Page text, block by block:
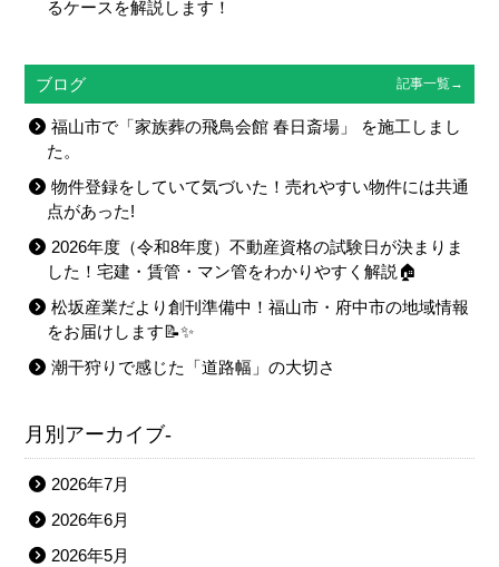
るケースを解説します！
ブログ 記事一覧→
福山市で「家族葬の飛鳥会館 春日斎場」 を施工しまし
た。
物件登録をしていて気づいた！売れやすい物件には共通
点があった!
2026年度（令和8年度）不動産資格の試験日が決まりま
した！宅建・賃管・マン管をわかりやすく解説🏠
松坂産業だより創刊準備中！福山市・府中市の地域情報
をお届けします📝✨
潮干狩りで感じた「道路幅」の大切さ
月別アーカイブ-
2026年7月
2026年6月
2026年5月